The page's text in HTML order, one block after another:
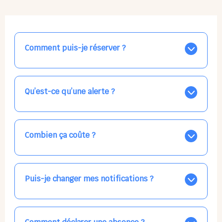
Comment puis-je réserver ?
Nos places libres au quotidien sont affichées jour par
jour dans le calendrier ci-dessus, EN BLEU. Tapez sur
celle qui vous intéresse, choisissez vos horaires, et la
confirmation est immédiate ! Vos accueils
Qu’est-ce qu’une alerte ?
Vous avez besoin d'une solution d'accueil pour une
date précise, ou pour un jour régulier dans la semaine,
mais les places disponibles EN BLEU ne correspondent
pas ? Créez une alerte ponctuelle ou récurrente, ainsi
Combien ça coûte ?
Votre accueil est normalement facturé par la direction
de la crèche, en fin de mois, selon votre taux horaire
habituel. N'hésitez pas à confirmer directement avec
l'équipe lors de la prochaine visite !
Puis-je changer mes notifications ?
Dans votre profil (bouton bleu en haut à droite), vous
pouvez choisir de recevoir les alertes et confirmations
par email, par SMS, par les deux canaux en même